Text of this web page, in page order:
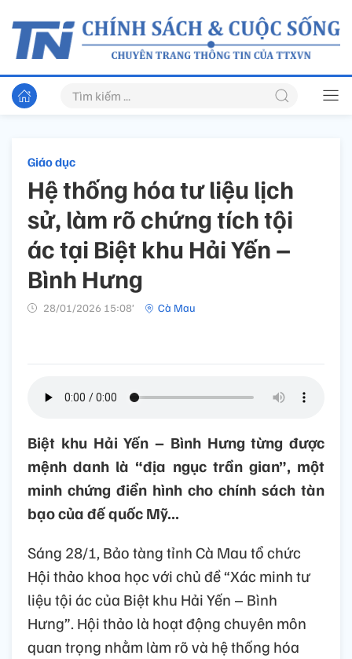
Giáo dục
Hệ thống hóa tư liệu lịch
sử, làm rõ chứng tích tội
ác tại Biệt khu Hải Yến –
Bình Hưng
28/01/2026 15:08’ Cà Mau
Biệt khu Hải Yến – Bình Hưng từng được
mệnh danh là “địa ngục trần gian”, một
minh chứng điển hình cho chính sách tàn
bạo của đế quốc Mỹ...
Sáng 28/1, Bảo tàng tỉnh Cà Mau tổ chức
Hội thảo khoa học với chủ đề “Xác minh tư
liệu tội ác của Biệt khu Hải Yến – Bình
Hưng”. Hội thảo là hoạt động chuyên môn
quan trọng nhằm làm rõ và hệ thống hóa